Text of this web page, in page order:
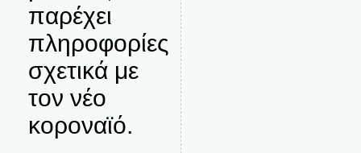
παρέχει
πληροφορίες
σχετικά με
τον νέο
κοροναϊό.